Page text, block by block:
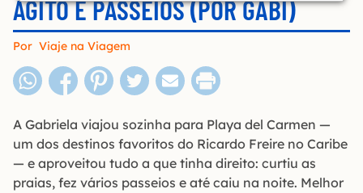
AGITO E PASSEIOS (POR GABI)
Por Viaje na Viagem
A Gabriela viajou sozinha para Playa del Carmen —
um dos destinos favoritos do Ricardo Freire no Caribe
— e aproveitou tudo a que tinha direito: curtiu as
praias, fez vários passeios e até caiu na noite. Melhor